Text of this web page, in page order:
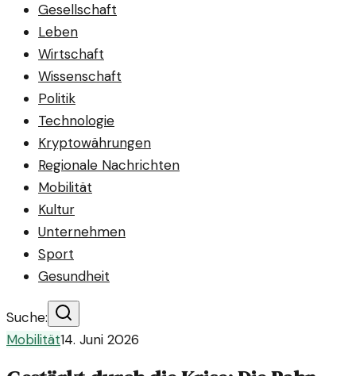
Gesellschaft
Leben
Wirtschaft
Wissenschaft
Politik
Technologie
Kryptowährungen
Regionale Nachrichten
Mobilität
Kultur
Unternehmen
Sport
Gesundheit
Suche:
Mobilität14. Juni 2026